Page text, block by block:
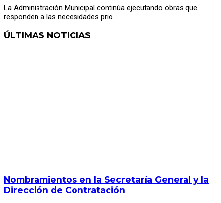
La Administración Municipal continúa ejecutando obras que
responden a las necesidades prio…
ÚLTIMAS NOTICIAS
Nombramientos en la Secretaría General y la
Dirección de Contratación